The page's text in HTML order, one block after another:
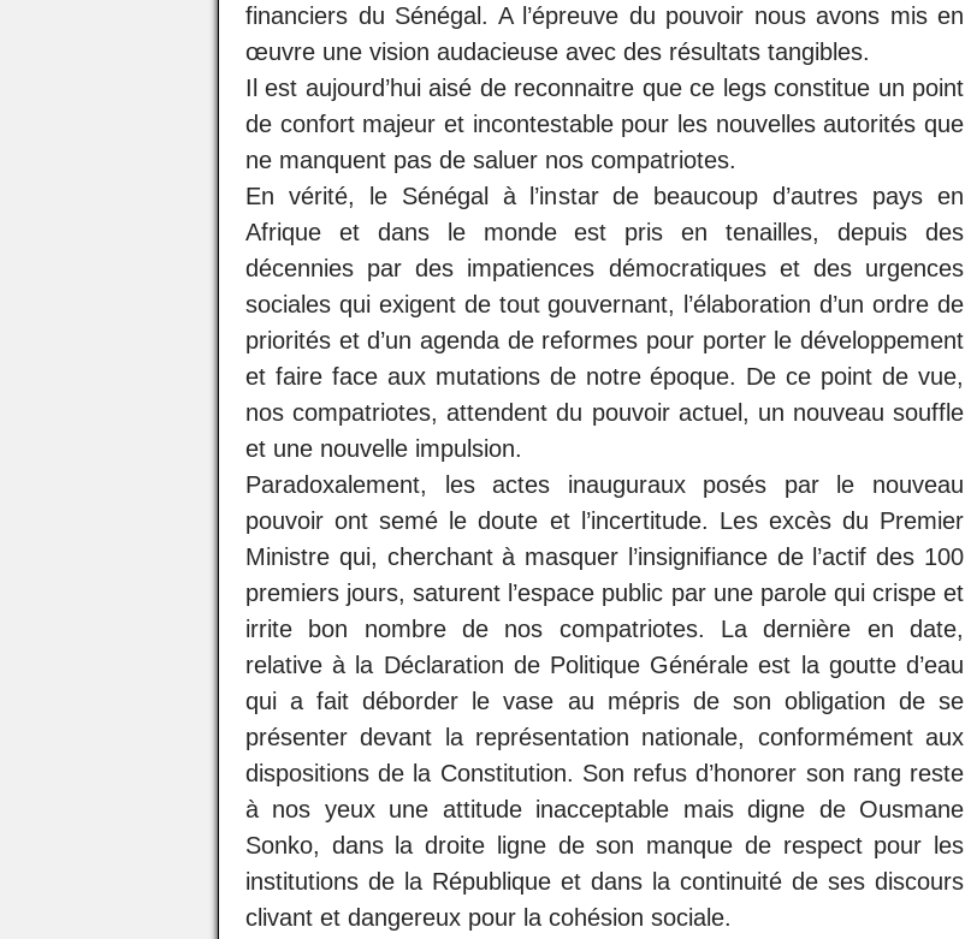
financiers du Sénégal. A l’épreuve du pouvoir nous avons mis en
œuvre une vision audacieuse avec des résultats tangibles.
Il est aujourd’hui aisé de reconnaitre que ce legs constitue un point
de confort majeur et incontestable pour les nouvelles autorités que
ne manquent pas de saluer nos compatriotes.
En vérité, le Sénégal à l’instar de beaucoup d’autres pays en
Afrique et dans le monde est pris en tenailles, depuis des
décennies par des impatiences démocratiques et des urgences
sociales qui exigent de tout gouvernant, l’élaboration d’un ordre de
priorités et d’un agenda de reformes pour porter le développement
et faire face aux mutations de notre époque. De ce point de vue,
nos compatriotes, attendent du pouvoir actuel, un nouveau souffle
et une nouvelle impulsion.
Paradoxalement, les actes inauguraux posés par le nouveau
pouvoir ont semé le doute et l’incertitude. Les excès du Premier
Ministre qui, cherchant à masquer l’insignifiance de l’actif des 100
premiers jours, saturent l’espace public par une parole qui crispe et
irrite bon nombre de nos compatriotes. La dernière en date,
relative à la Déclaration de Politique Générale est la goutte d’eau
qui a fait déborder le vase au mépris de son obligation de se
présenter devant la représentation nationale, conformément aux
dispositions de la Constitution. Son refus d’honorer son rang reste
à nos yeux une attitude inacceptable mais digne de Ousmane
Sonko, dans la droite ligne de son manque de respect pour les
institutions de la République et dans la continuité de ses discours
clivant et dangereux pour la cohésion sociale.